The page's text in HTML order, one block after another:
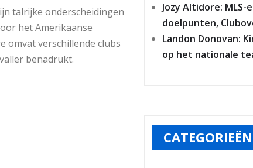
talrijke onderscheidingen
het Amerikaanse
omvat verschillende clubs
benadrukt.
Jozy Altidore:
doelpunten,
Landon Donovan:
op het nationale
CATEGORIEËN